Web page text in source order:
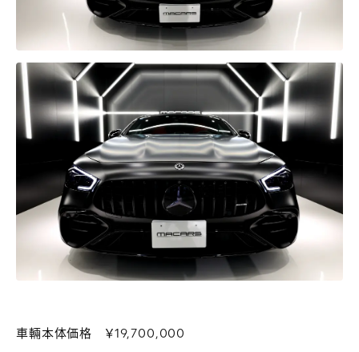
車輛本体価格 ￥19,700,000